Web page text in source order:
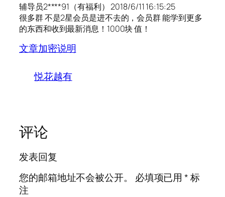
辅导员2****91（有福利） 2018/6/11 16:15:25
很多群 不是2星会员是进不去的，会员群 能学到更多
的东西和收到最新消息！1000块 值！
文章加密说明
悦花越有
评论
发表回复
您的邮箱地址不会被公开。
必填项已用*标
注